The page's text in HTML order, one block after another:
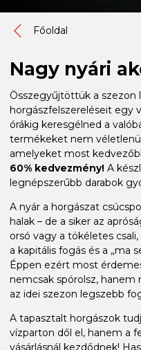
Főoldal
Nagy nyári
Összegyűjtöttük a szezon
horgászfelszereléseit egy
órákig keresgélned a
termékeket nem
amelyeket most
60% kedvezmény! A
legnépszerűbb darabok
A nyár a horgászat
halak – de a siker az
orsó vagy a tökéletes
a kapitális fogás és a „ma
Éppen ezért most
nemcsak spórolsz, hanem
az idei szezon legszebb
A tapasztalt horgászok
vízparton dől el, hanem a
vásárlásnál kezdődnek!